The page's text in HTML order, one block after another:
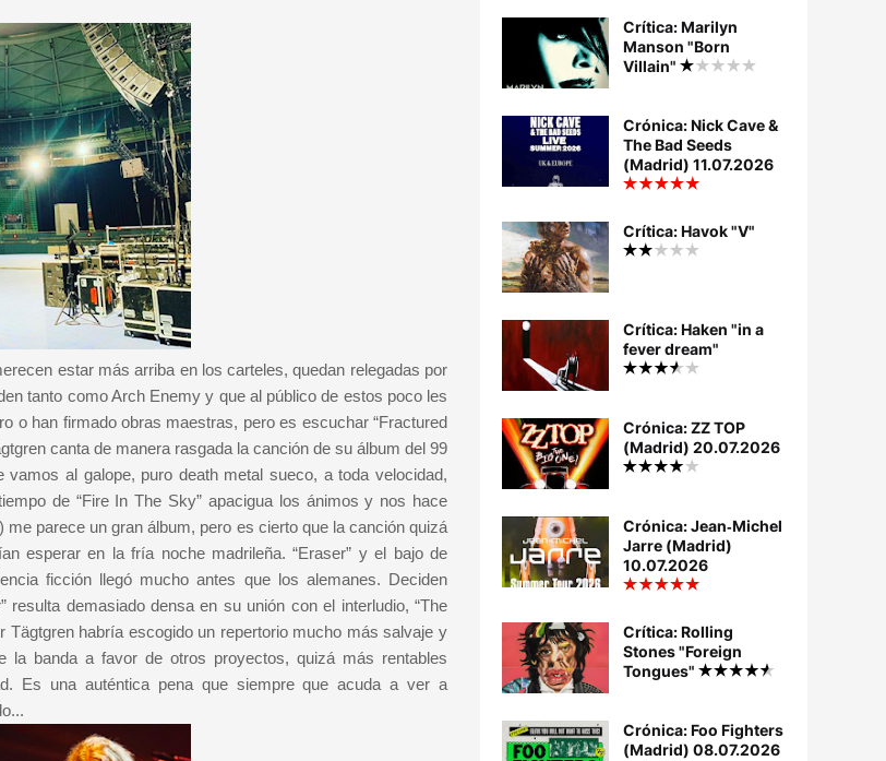
estar más arriba en los carteles, quedan relegadas por
tanto como Arch Enemy y que al público de estos poco les
o han firmado obras maestras, pero es escuchar “Fractured
canta de manera rasgada la canción de su álbum del 99
al galope, puro death metal sueco, a toda velocidad,
de “Fire In The Sky” apacigua los ánimos y nos hace
parece un gran álbum, pero es cierto que la canción quizá
esperar en la fría noche madrileña. “Eraser” y el bajo de
ficción llegó mucho antes que los alemanes. Deciden
resulta demasiado densa en su unión con el interludio, “The
Tägtgren habría escogido un repertorio mucho más salvaje y
la banda a favor de otros proyectos, quizá más rentables
Es una auténtica pena que siempre que acuda a ver a
Crítica: Marilyn
Manson "Born
Villain"
Crónica: Nick Cave &
The Bad Seeds
(Madrid) 11.07.2026
Crítica: Havok "V"
Crítica: Haken "in a
fever dream"
Crónica: ZZ TOP
(Madrid) 20.07.2026
Crónica: Jean‐Michel
Jarre (Madrid)
10.07.2026
Crítica: Rolling
Stones "Foreign
Tongues"
Crónica: Foo Fighters
(Madrid) 08.07.2026